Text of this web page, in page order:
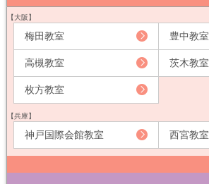
【大阪】
梅田教室 豊中教室
高槻教室 茨木教室
枚方教室
【兵庫】
神戸国際会館教室 西宮教室